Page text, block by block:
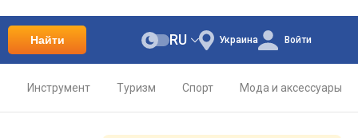
Найти Украина
RU Войти
Инструмент Туризм Спорт Мода и аксессуары